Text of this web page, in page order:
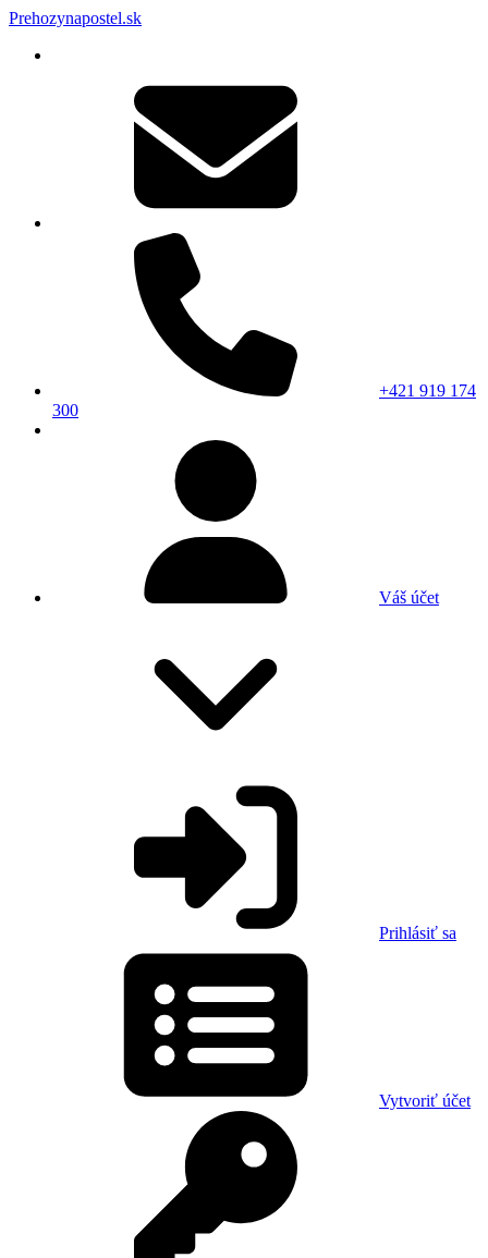
Prehozynapostel.sk
+421 919 174
300
Váš účet
Prihlásiť sa
Vytvoriť účet